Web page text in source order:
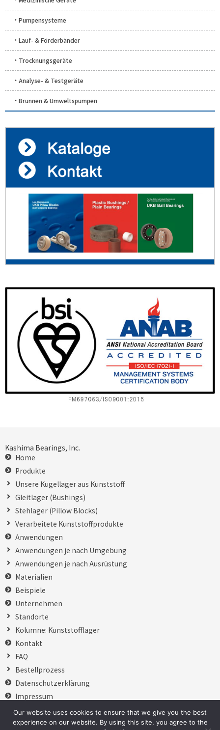
Pumpensysteme
Lauf- & Förderbänder
Trocknungsgeräte
Analyse- & Testgeräte
Brunnen & Umweltspumpen
Kashima Bearings, Inc.
Home
Produkte
Unsere Kugellager aus Kunststoff
Gleitlager (Bushings)
Stehlager (Pillow Blocks)
Verarbeitete Kunststoffprodukte
Anwendungen
Anwendungen je nach Umgebung
Anwendungen je nach Ausrüstung
Materialien
Beispiele
Unternehmen
Standorte
Kolumne: Kunststofflager
Kontakt
FAQ
Bestellprozess
Datenschutzerklärung
Impressum
日本語
English
Our website uses cookies to ensure that we give you the best
experience on our website. By using this site, you agree to the